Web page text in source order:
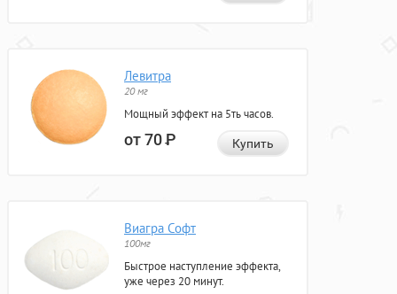
Левитра
20 мг
Мощный эффект на 5ть часов.
от 70Р Купить
Виагра Софт
100мг
Быстрое наступление эффекта,
уже через 20 минут.